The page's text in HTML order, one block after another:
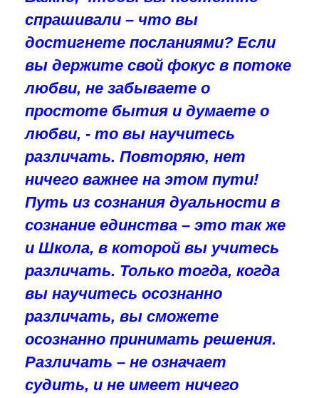
спрашивали – что вы
достигнете посланиями? Если
вы держите свой фокус в потоке
любви, не забываете о
простоте бытия и думаете о
любви, - то вы научитесь
различать. Повторяю, нет
ничего важнее на этом пути!
Путь из сознания дуальности в
сознание единства – это так же
и Школа, в которой вы учитесь
различать. Только тогда, когда
вы научитесь осознанно
различать, вы сможете
осознанно принимать решения.
Различать – не означает
судить, и не имеет ничего